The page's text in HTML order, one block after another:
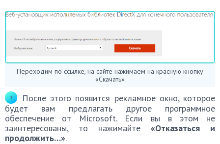
Переходим по ссылке, на сайте нажимаем на красную кнопку
«Скачать»
После этого появится рекламное окно, которое
будет вам предлагать другое программное
обеспечение от Microsoft. Если вы в этом не
заинтересованы, то нажимайте «Отказаться и
продолжить…».